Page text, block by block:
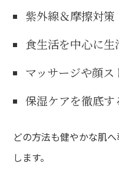
紫外線＆摩擦対策
食生活を中心に
マッサージや顔ス
保湿ケアを徹底す
どの方法も健やかな肌
します。